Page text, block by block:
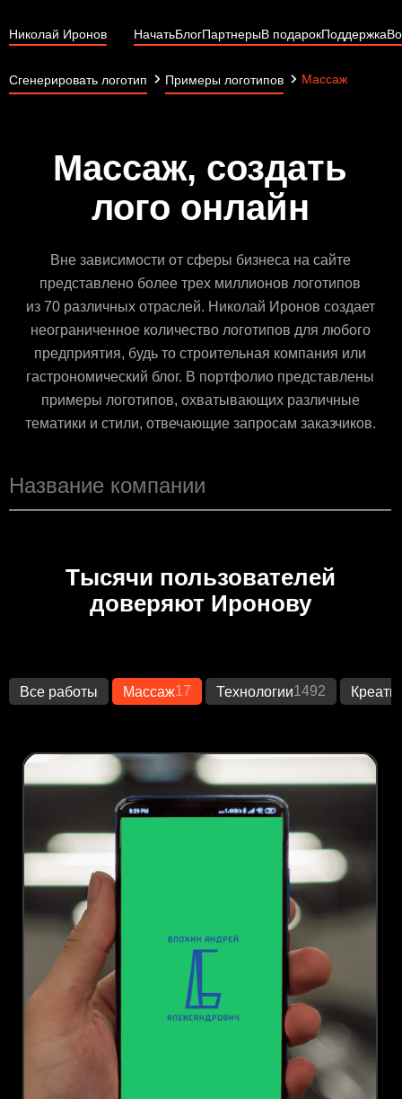
Николай Иронов НачатьБлогПартнерыВ подарокПоддержка
Сгенерировать логотип Примеры логотипов Массаж
Массаж, создать
лого онлайн
Вне зависимости от сферы бизнеса на сайте
представлено более трех миллионов логотипов
из 70 различных отраслей. Николай Иронов создает
неограниченное количество логотипов для любого
предприятия, будь то строительная компания или
гастрономический блог. В портфолио представлены
примеры логотипов, охватывающих различные
тематики и стили, отвечающие запросам заказчиков.
Тысячи пользователей
доверяют Иронову
Все работы Массаж17 Технологии1492